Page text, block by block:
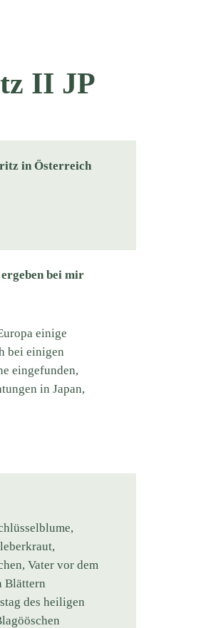
II JP
in Österreich
bei mir
einige
bei einigen
eingefunden,
in Japan,
Vater vor dem
Blättern
des heiligen